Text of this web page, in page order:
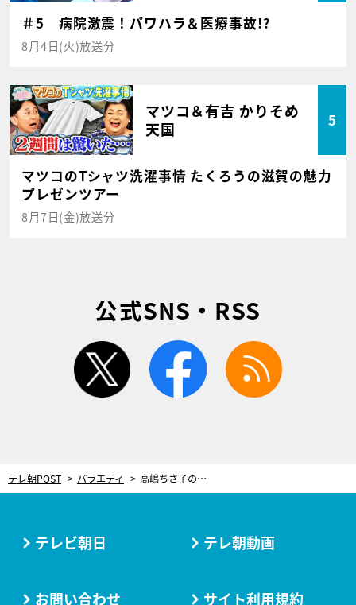
＃5 病院激震！パワハラ＆医療事故!?
8月4日(火)放送分
マツコ＆有吉 かりそめ
天国
5
マツコのTシャツ洗濯事情 たくろうの滋賀の魅力
プレゼンツアー
8月7日(金)放送分
公式SNS・RSS
twitter facebook
テレ朝POST バラエティ 高嶋ちさ子の実父、92歳にしてCDデビューしていた！次なる“野望”を語りスタジオ仰天
テレビ朝日 テレ朝動画
お問い合わせ サイト利用規約